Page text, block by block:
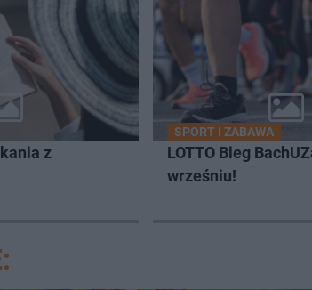
z
SPORT I ZABAWA
LOTTO Bieg
wrześniu!